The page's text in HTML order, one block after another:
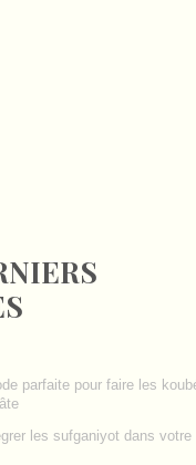
parfaite pour faire les
les sufganiyot dans votre